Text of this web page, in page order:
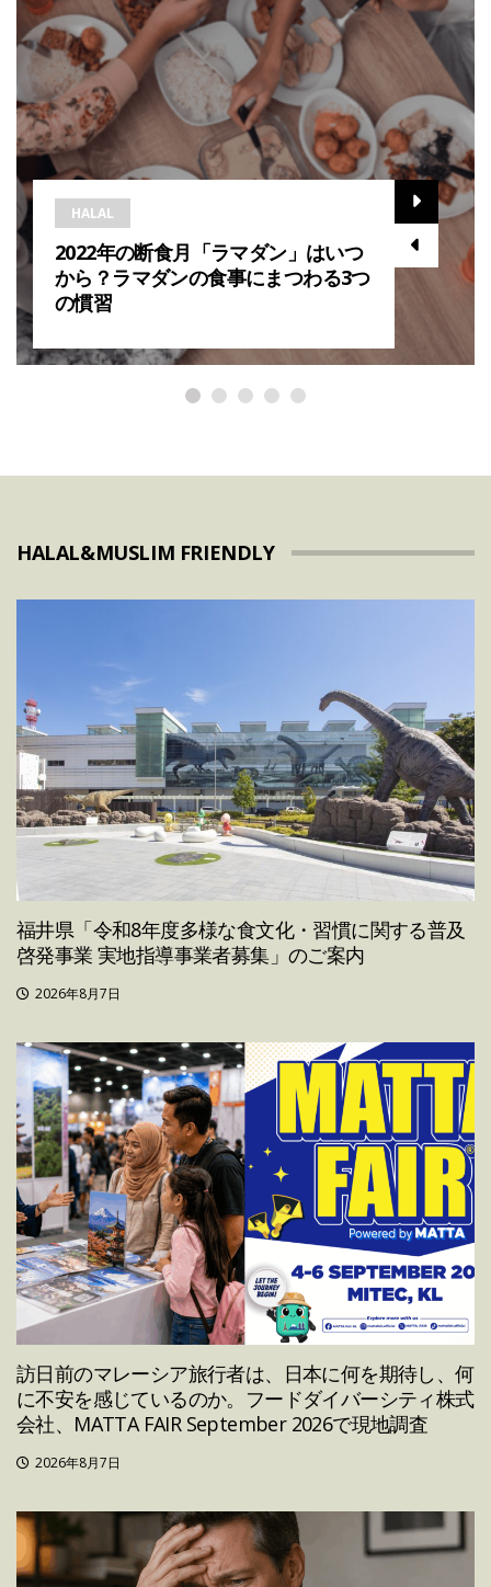
HALAL
2022年の断食月「ラマダン」はいつ
から？ラマダンの食事にまつわる3つ
の慣習
HALAL&MUSLIM FRIENDLY
福井県「令和8年度多様な食文化・習慣に関する普及
啓発事業 実地指導事業者募集」のご案内
2026年8月7日
訪日前のマレーシア旅行者は、日本に何を期待し、何
に不安を感じているのか。フードダイバーシティ株式
会社、MATTA FAIR September 2026で現地調査
2026年8月7日